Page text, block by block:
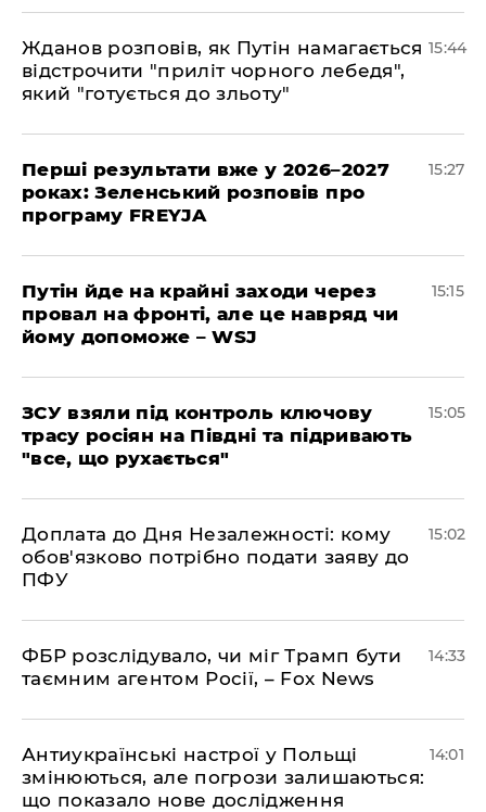
Жданов розповів, як Путін намагається
відстрочити "приліт чорного лебедя",
який "готується до зльоту"
15:44
Перші результати вже у 2026–2027
роках: Зеленський розповів про
програму FREYJA
15:27
Путін йде на крайні заходи через
провал на фронті, але це навряд чи
йому допоможе – WSJ
15:15
ЗСУ взяли під контроль ключову
трасу росіян на Півдні та підривають
"все, що рухається"
15:05
Доплата до Дня Незалежності: кому
обов'язково потрібно подати заяву до
ПФУ
15:02
ФБР розслідувало, чи міг Трамп бути
таємним агентом Росії, – Fox News
14:33
Антиукраїнські настрої у Польщі
змінюються, але погрози залишаються:
що показало нове дослідження
14:01